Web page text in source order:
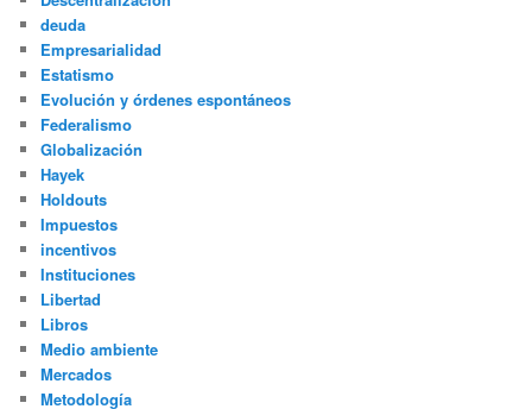
deuda
Empresarialidad
Estatismo
Evolución y órdenes espontáneos
Federalismo
Globalización
Hayek
Holdouts
Impuestos
incentivos
Instituciones
Libertad
Libros
Medio ambiente
Mercados
Metodología